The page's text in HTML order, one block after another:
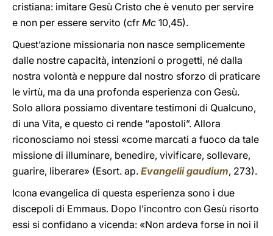
cristiana: imitare Gesù Cristo che è venuto per servire
e non per essere servito (cfr Mc 10,45).
Quest’azione missionaria non nasce semplicemente
dalle nostre capacità, intenzioni o progetti, né dalla
nostra volontà e neppure dal nostro sforzo di praticare
le virtù, ma da una profonda esperienza con Gesù.
Solo allora possiamo diventare testimoni di Qualcuno,
di una Vita, e questo ci rende “apostoli”. Allora
riconosciamo noi stessi «come marcati a fuoco da tale
missione di illuminare, benedire, vivificare, sollevare,
guarire, liberare» (Esort. ap. Evangelii gaudium, 273).
Icona evangelica di questa esperienza sono i due
discepoli di Emmaus. Dopo l’incontro con Gesù risorto
essi si confidano a vicenda: «Non ardeva forse in noi il